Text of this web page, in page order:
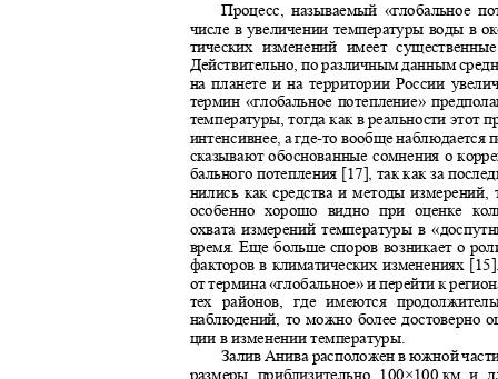
Процесс, называемый «глобальное
числе в увеличении температуры воды в
тических изменений имеет
Действительно, по различным данным
на планете и на территории России
термин «глобальное потепление»
температуры, тогда как в реальности этот
интенсивнее, а где-то вообще наблюдается
сказывают обоснованные сомнения о
бального потепления [17], так как за
нились как средства и методы
особенно хорошо видно при оценке
охвата измерений температуры в
время. Еще больше споров возникает о
факторов в климатических изменениях
от термина «глобальное» и перейти к
тех районов, где имеются
наблюдений, то можно более достоверно
ции в изменении температуры.
Залив Анива расположен в южной
размеры приблизительно 100×100 км и